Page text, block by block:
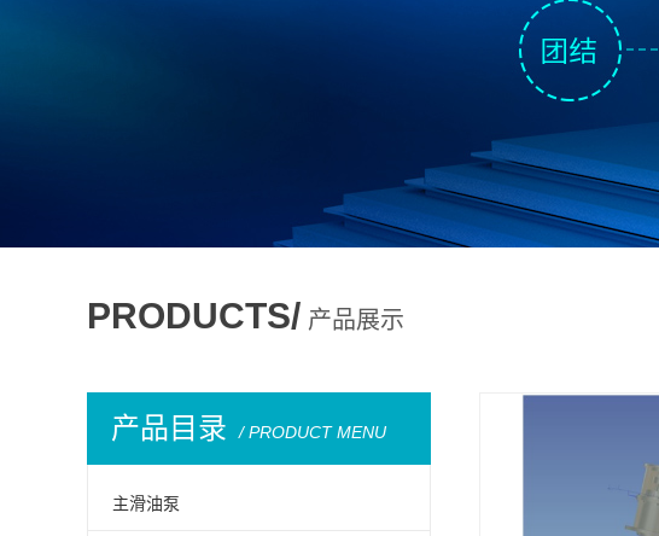
PRODUCTS/ 产品展示
产品目录 / PRODUCT MENU
主滑油泵